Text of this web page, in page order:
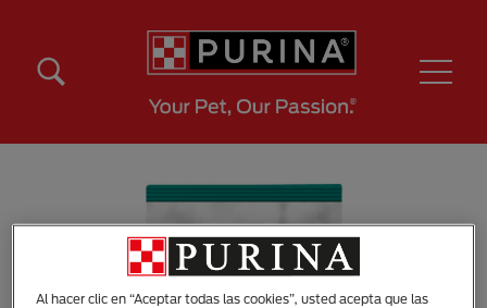
Al hacer clic en “Aceptar todas las cookies”, usted acepta que las